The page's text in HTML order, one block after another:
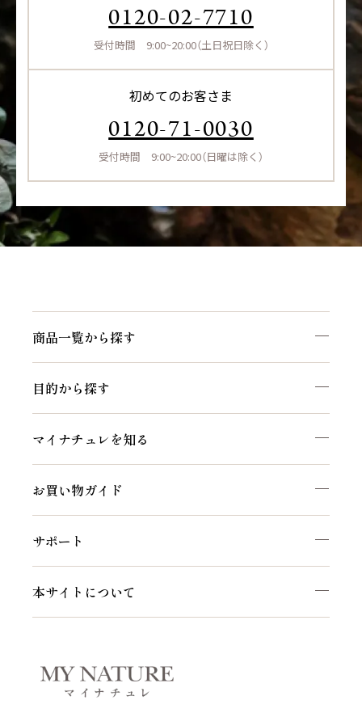
0120-02-7710
受付時間 9:00~20:00（土日祝日除く）
初めてのお客さま
0120-71-0030
受付時間 9:00~20:00（日曜は除く）
商品一覧から探す
目的から探す
マイナチュレを知る
お買い物ガイド
サポート
本サイトについて